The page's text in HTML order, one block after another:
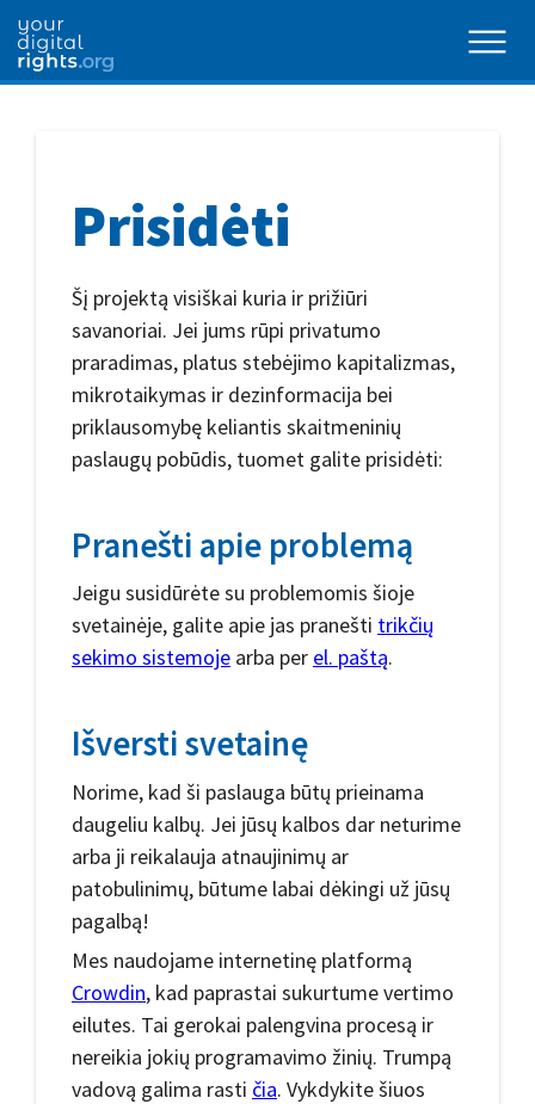
Prisidėti
Šį projektą visiškai kuria ir prižiūri
savanoriai. Jei jums rūpi privatumo
praradimas, platus stebėjimo kapitalizmas,
mikrotaikymas ir dezinformacija bei
priklausomybę keliantis skaitmeninių
paslaugų pobūdis, tuomet galite prisidėti:
Pranešti apie problemą
Jeigu susidūrėte su problemomis šioje
svetainėje, galite apie jas pranešti trikčių
sekimo sistemoje arba per el. paštą.
Išversti svetainę
Norime, kad ši paslauga būtų prieinama
daugeliu kalbų. Jei jūsų kalbos dar neturime
arba ji reikalauja atnaujinimų ar
patobulinimų, būtume labai dėkingi už jūsų
pagalbą!
Mes naudojame internetinę platformą
Crowdin, kad paprastai sukurtume vertimo
eilutes. Tai gerokai palengvina procesą ir
nereikia jokių programavimo žinių. Trumpą
vadovą galima rasti čia. Vykdykite šiuos